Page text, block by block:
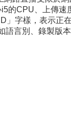
的CPU、上傳速
」字樣，表示正
語言別、錄製版